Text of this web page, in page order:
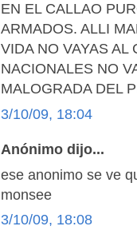
EN EL CALLAO
ARMADOS. ALLI
VIDA NO VAYAS AL
NACIONALES NO
MALOGRADA DEL
3/10/09, 18:04
Anónimo dijo...
ese anonimo se ve
monsee
3/10/09, 18:08